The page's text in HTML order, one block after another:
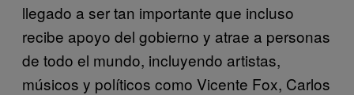
llegado a ser tan importante que incluso
recibe apoyo del gobierno y atrae a personas
de todo el mundo, incluyendo artistas,
músicos y políticos como Vicente Fox, Carlos